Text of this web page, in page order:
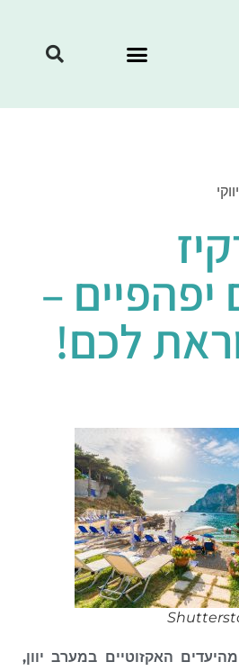
יפהפיים –
לכם!
האקזוטיים במערב יוון,